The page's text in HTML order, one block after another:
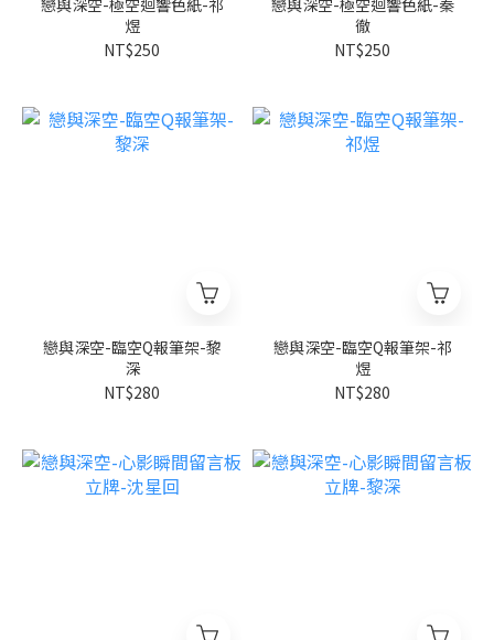
戀與深空-極空迴響色紙-祁
煜
NT$250
戀與深空-極空迴響色紙-秦
徹
NT$250
戀與深空-臨空Q報筆架-黎
深
NT$280
戀與深空-臨空Q報筆架-祁
煜
NT$280